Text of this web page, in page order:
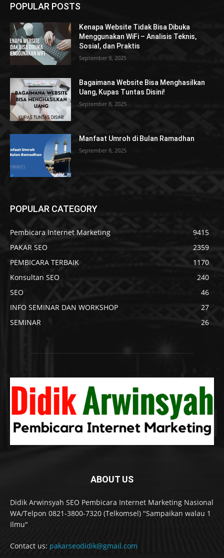
POPULAR POSTS
Kenapa Website Tidak Bisa Dibuka
Menggunakan WiFi – Analisis Teknis,
Sosial, dan Praktis
September 9, 2025
Bagaimana Website Bisa Menghasilkan
Uang, Kupas Tuntas Disini!
September 8, 2025
Manfaat Umroh di Bulan Ramadhan
September 8, 2025
POPULAR CATEGORY
Pembicara Internet Marketing
9415
PAKAR SEO
2359
PEMBICARA TERBAIK
1170
Konsultan SEO
240
SEO
46
INFO SEMINAR DAN WORKSHOP
27
SEMINAR
26
ABOUT US
Didik Arwinsyah SEO Pembicara Internet Marketing Nasional
WA/Telpon 0821-3800-7320 (Telkomsel) "Sampaikan walau 1
Ilmu"
Contact us: pakarseodidik@gmail.com